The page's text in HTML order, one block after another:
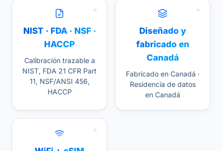
NIST · FDA · NSF ·
HACCP
Calibración trazable a
NIST, FDA 21 CFR Part
11, NSF/ANSI 456,
HACCP
Diseñado y
fabricado en
Canadá
Fabricado en Canadá ·
Residencia de datos
en Canadá